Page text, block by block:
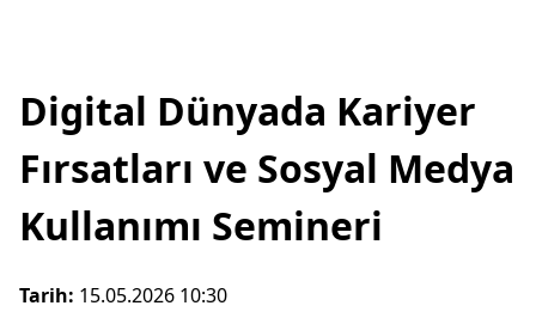
Digital Dünyada Kariyer
Fırsatları ve Sosyal Medya
Kullanımı Semineri
Tarih: 15.05.2026 10:30